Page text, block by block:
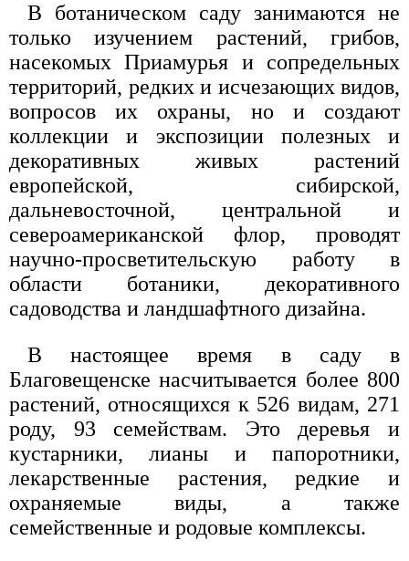
В ботаническом саду занимаются не
только изучением растений, грибов,
насекомых Приамурья и сопредельных
территорий, редких и исчезающих видов,
вопросов их охраны, но и создают
коллекции и экспозиции полезных и
декоративных живых растений
европейской, сибирской,
дальневосточной, центральной и
североамериканской флор, проводят
научно-просветительскую работу в
области ботаники, декоративного
садоводства и ландшафтного дизайна.
В настоящее время в саду в
Благовещенске насчитывается более 800
растений, относящихся к 526 видам, 271
роду, 93 семействам. Это деревья и
кустарники, лианы и папоротники,
лекарственные растения, редкие и
охраняемые виды, а также
семейственные и родовые комплексы.